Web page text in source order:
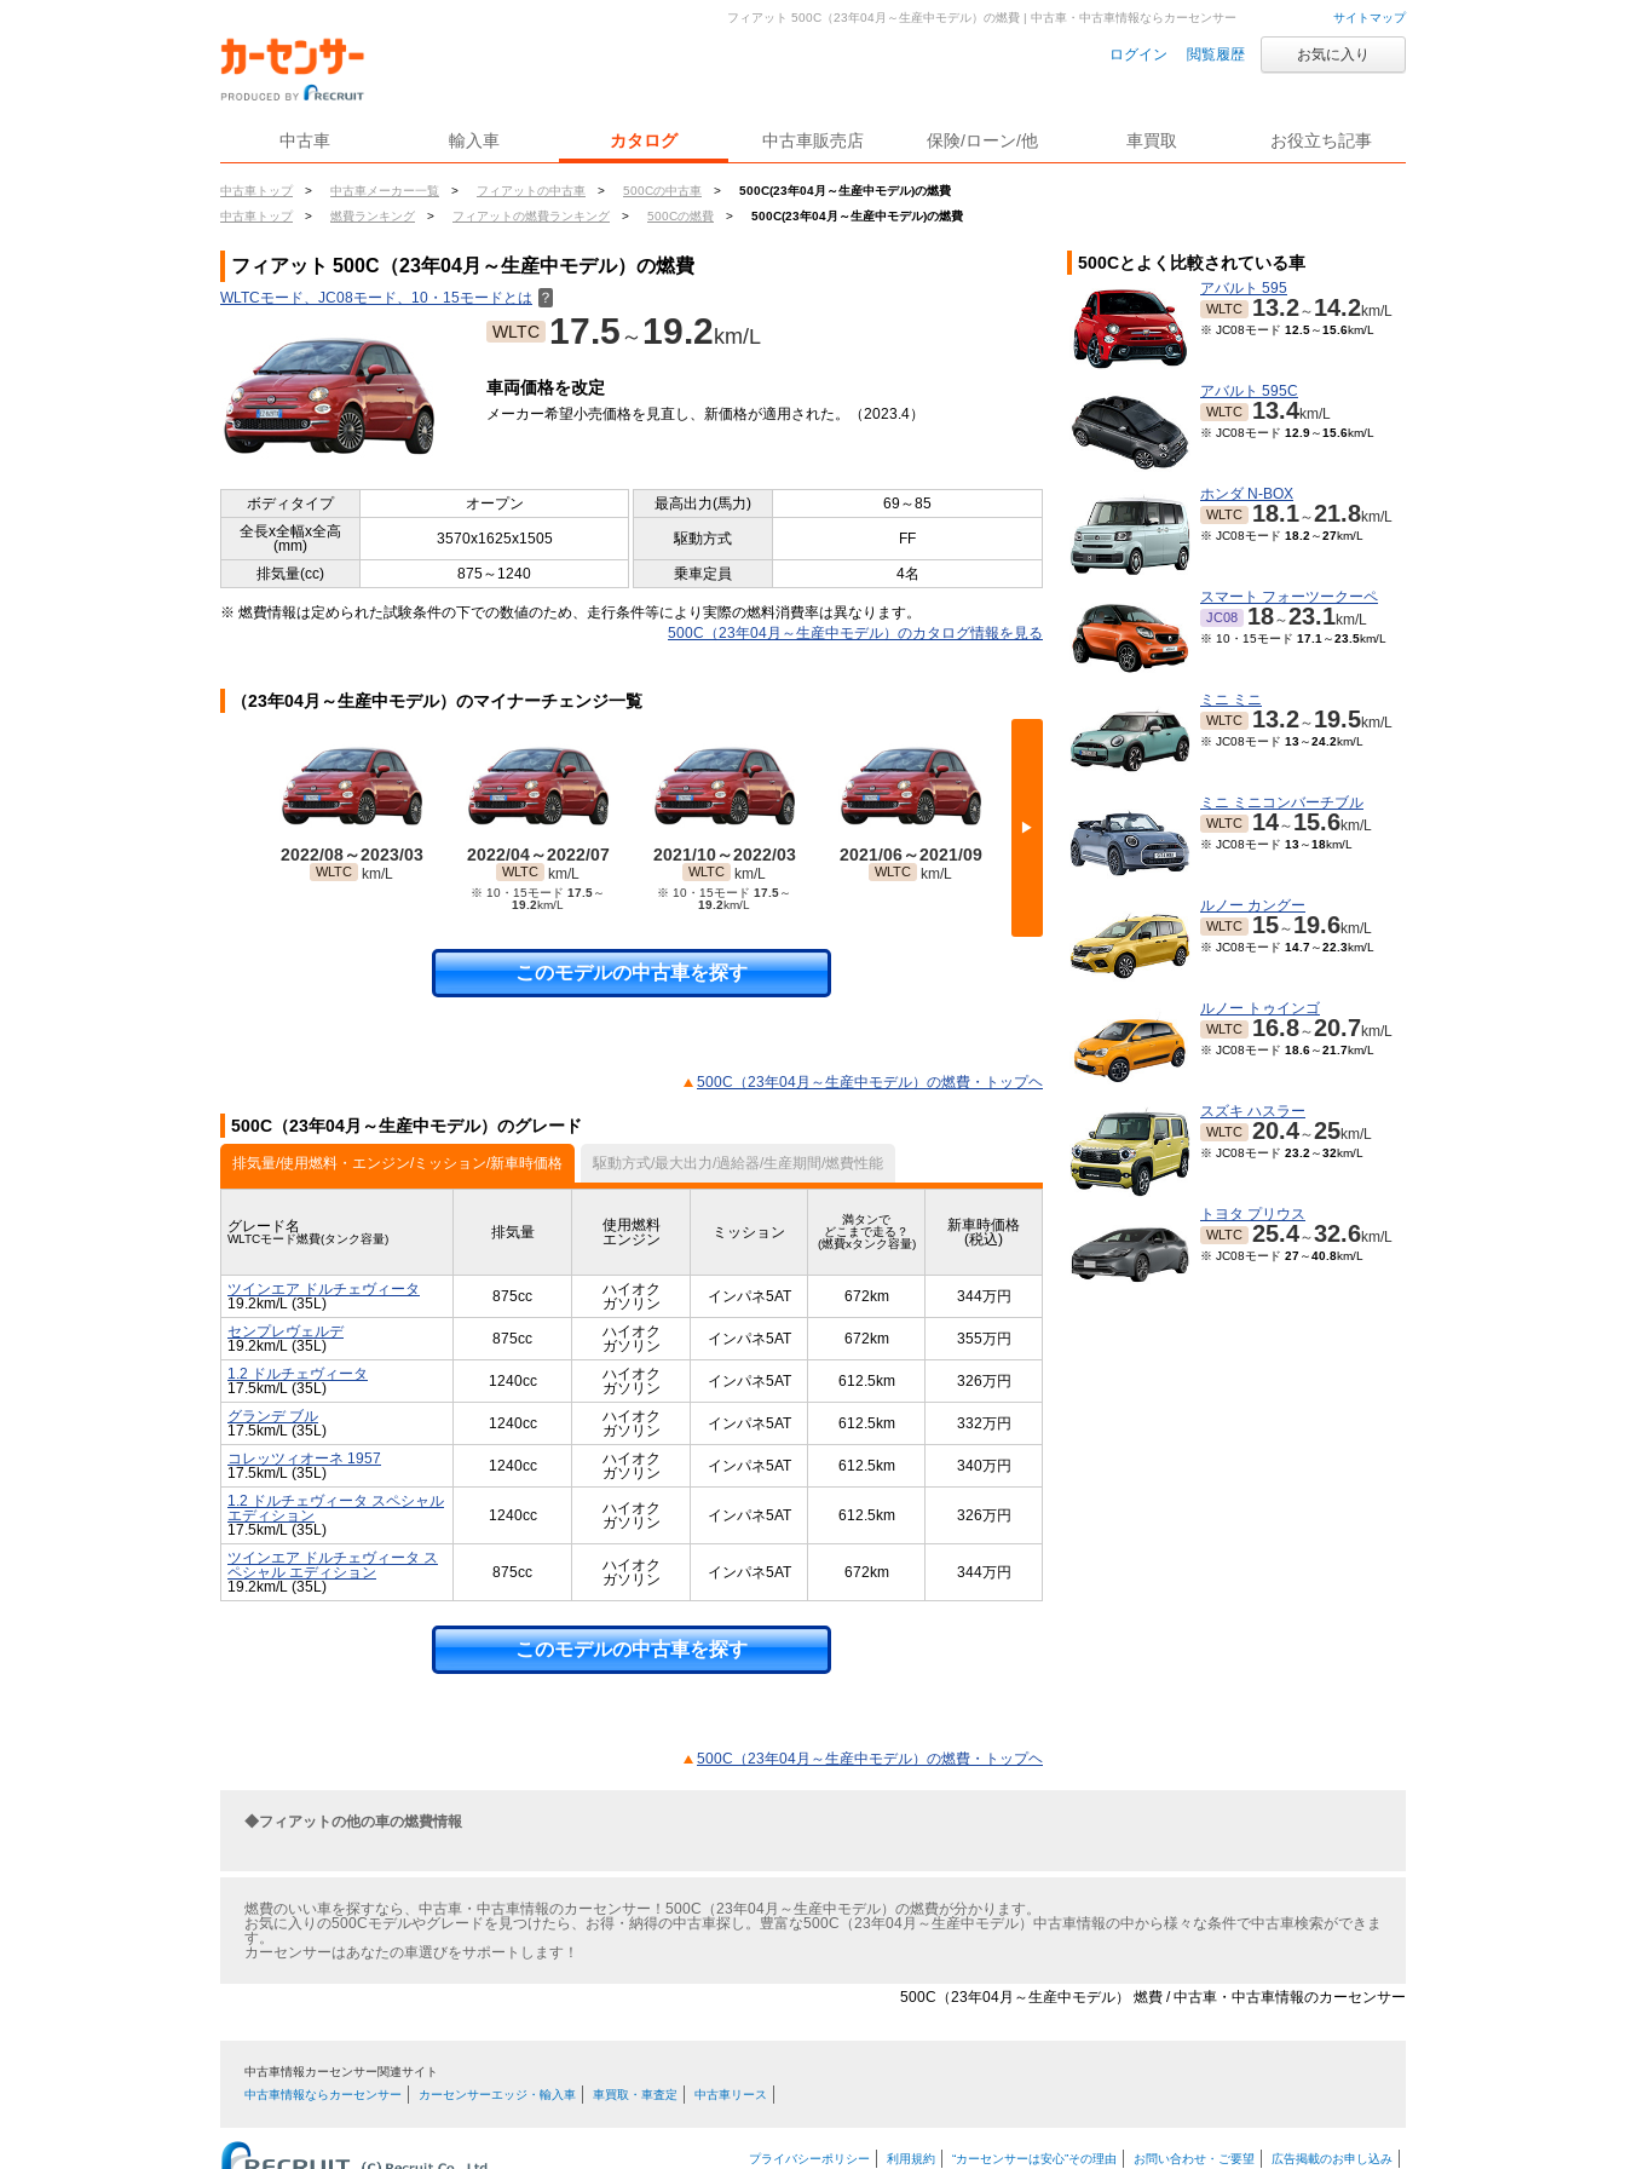
サイトマップ
ログイン 閲覧履歴 お気に入り
中古車 輸入車 カタログ 中古車販売店 保険/ローン/他 車買取 お役立ち記事
中古車トップ > 中古車メーカー一覧 > フィアットの中古車 > 500Cの中古車 >
500C(23年04月～生産中モデル)の燃費
中古車トップ
> 燃費ランキング > フィアットの燃費ランキング > 500Cの燃費 > 500C(23年04月～生産中モデル)の燃費
フィアット 500C（23年04月～生産中モデル）の燃費 | 中古車・中古車情報ならカーセンサー
フィアット 500C（23年04月～生産中モデル）の燃費
WLTCモード、JC08モード、10・15モードとは ？
WLTC 17.5 ～ 19.2km/L
車両価格を改定
メーカー希望小売価格を見直し、新価格が適用された。（2023.4）
ボディタイプ オープン 最高出力(馬力)
69～85
全長x全幅x全高
(mm)
3570x1625x1505 駆動方式 FF
排気量(cc) 875～1240 乗車定員 4名
※ 燃費情報は定められた試験条件の下での数値のため、走行条件等により実際の燃料消費率は異なります。
500C（23年04月～生産中モデル）のカタログ情報を見る
（23年04月～生産中モデル）のマイナーチェンジ一覧
▶
2022/08～2023/03
WLTC km/L
2022/04～2022/07
WLTC km/L
※ 10・15モード 17.5～
19.2km/L
2021/10～2022/03
WLTC km/L
※ 10・15モード 17.5～
19.2km/L
2021/06～2021/09
WLTC km/L
2019/10～2021/05
19.4 ～26.6km/L
2018/09～2019/09
このモデルの中古車を探す
500C（23年04月～生産中モデル）の燃費・トップヘ
500C（23年04月～生産中モデル）のグレード
排気量/使用燃料・エンジン/ミッション/新車時価格 駆動方式/最大出力/過給器/生産期間/燃費性能
グレード名
WLTCモード燃費(タンク容量) 排気量
使用燃料
エンジン
ミッション
満タンで
どこまで走る？
(燃費xタンク容量)
新車時価格
(税込)
ツインエア ドルチェヴィータ
19.2km/L (35L)
875cc
ハイオク
ガソリン
インパネ5AT 672km 344万円
センプレヴェルデ
19.2km/L (35L)
875cc
ハイオク
ガソリン
インパネ5AT 672km 355万円
1.2 ドルチェヴィータ
17.5km/L (35L)
1240cc
ハイオク
ガソリン
インパネ5AT 612.5km 326万円
グランデ ブル
17.5km/L (35L)
1240cc
ハイオク
ガソリン
インパネ5AT 612.5km 332万円
コレッツィオーネ 1957
17.5km/L (35L)
1240cc
ハイオク
ガソリン
インパネ5AT 612.5km 340万円
1.2 ドルチェヴィータ スペシャル
エディション
17.5km/L (35L)
1240cc
ハイオク
ガソリン
インパネ5AT 612.5km 326万円
ツインエア ドルチェヴィータ ス
ペシャル エディション
19.2km/L (35L)
875cc
ハイオク
ガソリン
インパネ5AT 672km 344万円
このモデルの中古車を探す
500C（23年04月～生産中モデル）の燃費・トップヘ
500Cとよく比較されている車
アバルト 595
WLTC 13.2～ 14.2km/L
※ JC08モード 12.5～15.6km/L
アバルト 595C
WLTC 13.4km/L
※ JC08モード 12.9～15.6km/L
ホンダ N-BOX
WLTC 18.1～21.8km/L
※ JC08モード 18.2 ～27km/L
スマート フォーツークーペ
JC08 18～23.1km/L
※ 10・15モード 17.1 ～23.5km/L
ミニ ミニ
WLTC 13.2～ 19.5km/L
※ JC08モード 13～24.2km/L
ミニ ミニコンバーチブル
WLTC 14～ 15.6km/L
※ JC08モード 13～18km/L
ルノー カングー
WLTC 15～ 19.6km/L
※ JC08モード 14.7～22.3km/L
ルノー トゥインゴ
WLTC 16.8～20.7km/L
※ JC08モード 18.6～21.7km/L
スズキ ハスラー
WLTC 20.4～25km/L
※ JC08モード 23.2 ～32km/L
トヨタ プリウス
WLTC 25.4～32.6km/L
※ JC08モード 27～40.8km/L
◆フィアットの他の車の燃費情報
燃費のいい車を探すなら、中古車・中古車情報のカーセンサー！500C（23年04月～生産中モデル）の燃費が分かります。
お気に入りの500Cモデルやグレードを見つけたら、お得・納得の中古車探し。豊富な500C（23年04月～生産中モデル）中古車情報の中から様々な条件で中古車検索ができま
す。
カーセンサーはあなたの車選びをサポートします！
500C（23年04月～生産中モデル） 燃費 / 中古車・中古車情報のカーセンサー
中古車情報カーセンサー関連サイト
中古車情報ならカーセンサー
カーセンサーエッジ・輸入車 車買取・車査定 中古車リース
プライバシーポリシー 利用規約 “カーセンサーは安心”その理由 お問い合わせ・ご要望 広告掲載のお申し込み